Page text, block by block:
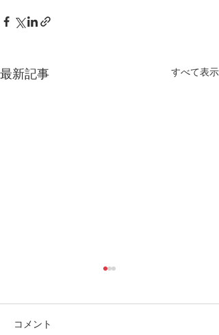
最新記事 すべて表示
コメント